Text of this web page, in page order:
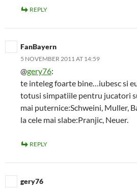
REPLY
FanBayern
5 NOVEMBER 2011 AT 14:59
@gery76:
te inteleg foarte bine…iubesc si
totusi simpatiile pentru jucatori
mai puternice:Schweini, Muller,
la cele mai slabe:Pranjic, Neuer.
REPLY
gery76